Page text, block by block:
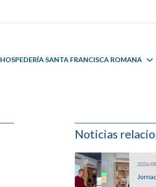
HOSPEDERÍA SANTA FRANCISCA ROMANA
Noticias
2026/